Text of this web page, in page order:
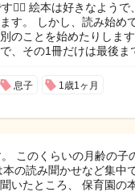
🙇‍♀️ 絵本は好きなよう
す。 しかし、読み始め
のことを始めたりしま
、その1冊だけは最後ま
息子 1歳1ヶ月
このくらいの月齢の子
の読み聞かせなど集中
いたところ、 保育園の